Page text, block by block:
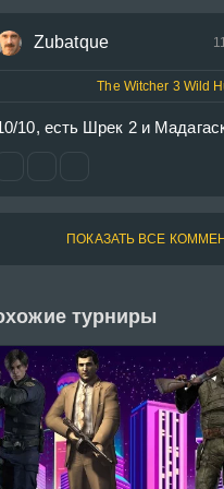
Zubatque
The Witcher 3 Wild
10, есть Шрек 2 и
ПОКАЗАТЬ ВСЕ
турниры